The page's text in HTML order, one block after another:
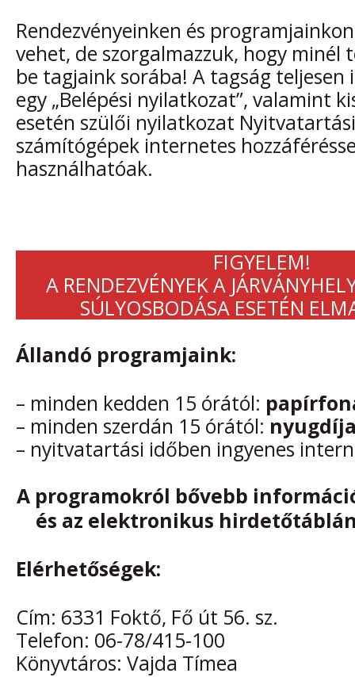
Rendezvényeinken és
vehet, de szorgalmazzuk, hogy minél
be tagjaink sorába! A tagság teljesen
egy „Belépési nyilatkozat”, valamint
esetén szülői nyilatkozat
számítógépek internetes
használhatóak.
FIGYELEM!
A RENDEZVÉNYEK A
SÚLYOSBODÁSA ESETÉN
Állandó programjaink:
– minden kedden 15 órától:
– minden szerdán 15 órától:
– nyitvatartási időben ingyenes
A programokról bővebb
és az elektronikus
Elérhetőségek:
Cím: 6331 Foktő, Fő út 56. sz.
Telefon: 06-78/415-100
Könyvtáros: Vajda Tímea